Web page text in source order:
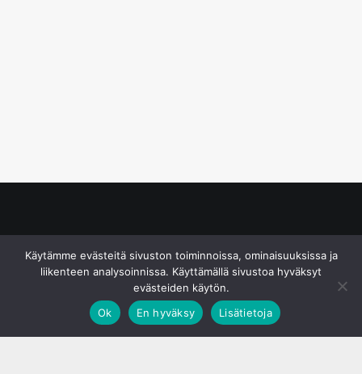
Käytämme evästeitä sivuston toiminnoissa, ominaisuuksissa ja
liikenteen analysoinnissa. Käyttämällä sivustoa hyväksyt
evästeiden käytön.
Ok
En hyväksy Lisätietoja